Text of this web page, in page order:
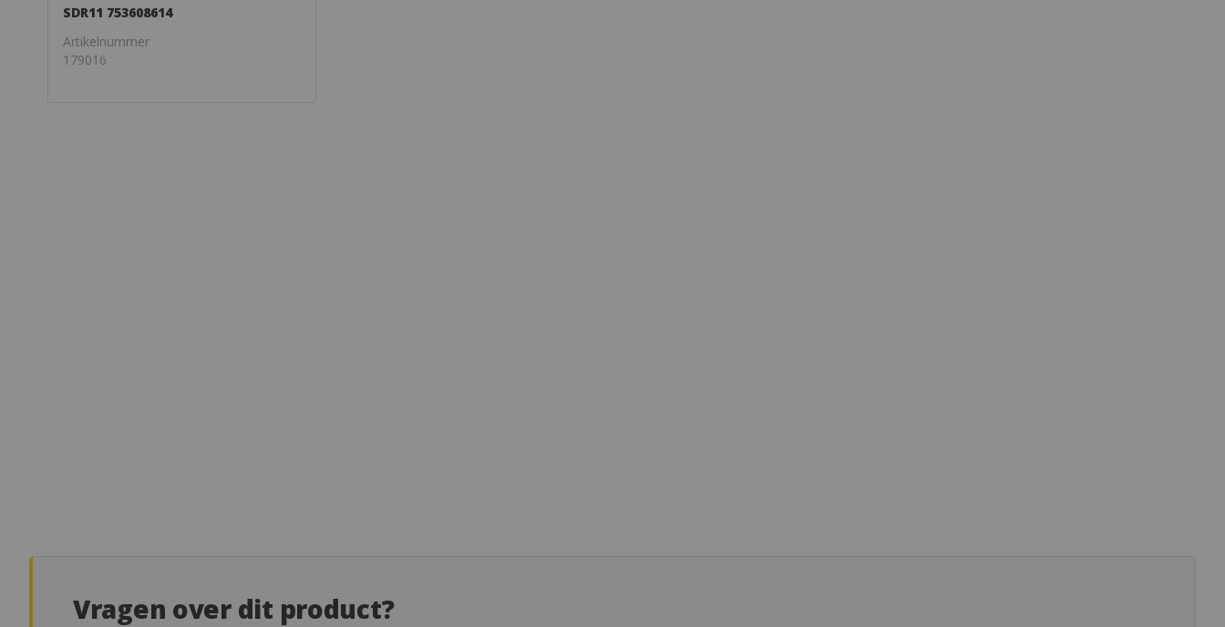
SDR11 753608614
Artikelnummer
179016
Vragen over dit product?